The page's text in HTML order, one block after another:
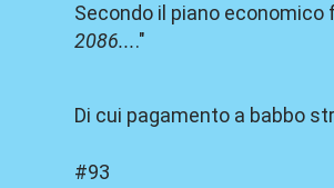
Secondo il piano economico
2086...."
Di cui pagamento a babbo
#93